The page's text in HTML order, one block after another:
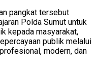
pangkat tersebut
Polda Sumut untuk
kepada masyarakat,
publik melalui
modern, dan